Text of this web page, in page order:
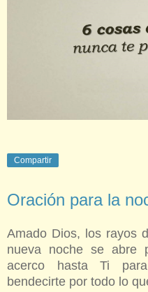
Compartir
Oración para la
Amado Dios, los rayos
nueva noche se abre
acerco hasta Ti
bendecirte por todo lo